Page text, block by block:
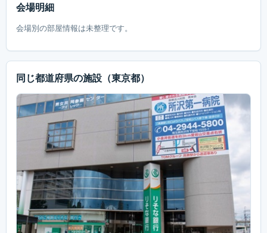
会場明細
会場別の部屋情報は未整理です。
同じ都道府県の施設 （東京都）